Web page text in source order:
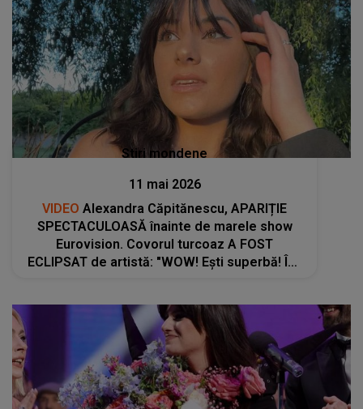
Stiri mondene
11 mai 2026
VIDEO Alexandra Căpitănescu, APARIȚIE
SPECTACULOASĂ înainte de marele show
Eurovision. Covorul turcoaz A FOST
ECLIPSAT de artistă: "WOW! Ești superbă! Îmi